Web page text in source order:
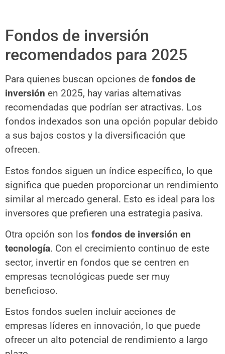
Fondos de inversión
recomendados para 2025
Para quienes buscan opciones de fondos de
inversión en 2025, hay varias alternativas
recomendadas que podrían ser atractivas. Los
fondos indexados son una opción popular debido
a sus bajos costos y la diversificación que
ofrecen.
Estos fondos siguen un índice específico, lo que
significa que pueden proporcionar un rendimiento
similar al mercado general. Esto es ideal para los
inversores que prefieren una estrategia pasiva.
Otra opción son los fondos de inversión en
tecnología. Con el crecimiento continuo de este
sector, invertir en fondos que se centren en
empresas tecnológicas puede ser muy
beneficioso.
Estos fondos suelen incluir acciones de
empresas líderes en innovación, lo que puede
ofrecer un alto potencial de rendimiento a largo